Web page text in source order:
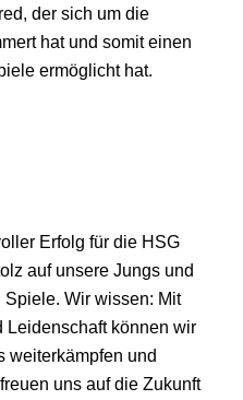
der sich um die
hat und somit einen
ermöglicht hat.
Erfolg für die HSG
auf unsere Jungs und
Wir wissen: Mit
Leidenschaft können wir
weiterkämpfen und
uns auf die Zukunft